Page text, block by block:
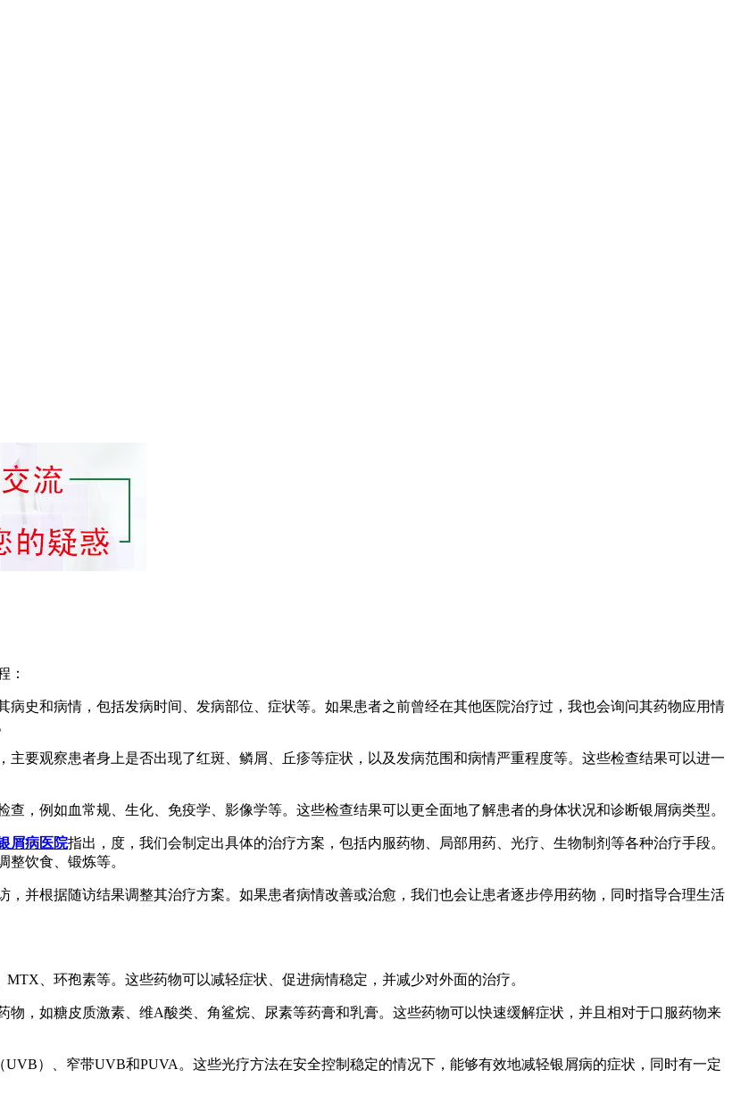
：
史和病情，包括发病时间、发病部位、症状等。如果患者之前曾经在其他医院治疗过，我也会询问其药物应用情
要观察患者身上是否出现了红斑、鳞屑、丘疹等症状，以及发病范围和病情严重程度等。这些检查结果可以进一
，例如血常规、生化、免疫学、影像学等。这些检查结果可以更全面地了解患者的身体状况和诊断银屑病类型。
屑病医院指出，度，我们会制定出具体的治疗方案，包括内服药物、局部用药、光疗、生物制剂等各种治疗手段。
整饮食、锻炼等。
并根据随访结果调整其治疗方案。如果患者病情改善或治愈，我们也会让患者逐步停用药物，同时指导合理生活
、环孢素等。这些药物可以减轻症状、促进病情稳定，并减少对外面的治疗。
，如糖皮质激素、维A酸类、角鲨烷、尿素等药膏和乳膏。这些药物可以快速缓解症状，并且相对于口服药物来
）、窄带UVB和PUVA。这些光疗方法在安全控制稳定的情况下，能够有效地减轻银屑病的症状，同时有一定